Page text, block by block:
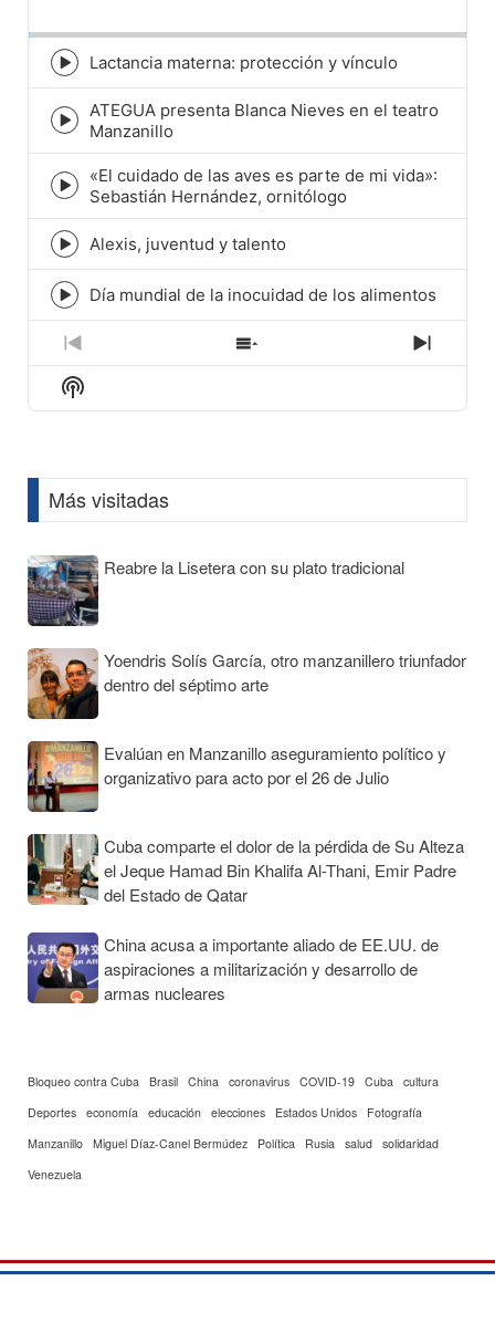
Episode
play
icon
Lactancia materna: protección y vínculo
Episode
play
icon
ATEGUA presenta Blanca Nieves en el teatro
Manzanillo
Episode
play
icon
«El cuidado de las aves es parte de mi vida»:
Sebastián Hernández, ornitólogo
Episode
play
icon
Alexis, juventud y talento
Episode
play
icon
Día mundial de la inocuidad de los alimentos
Previous
Episode
Show
Episodes
Next
Show
Podcast
Más visitadas
Reabre la Lisetera con su plato tradicional
Yoendris Solís García, otro manzanillero triunfador
dentro del séptimo arte
Evalúan en Manzanillo aseguramiento político y
organizativo para acto por el 26 de Julio
Cuba comparte el dolor de la pérdida de Su Alteza
el Jeque Hamad Bin Khalifa Al-Thani, Emir Padre
del Estado de Qatar
China acusa a importante aliado de EE.UU. de
aspiraciones a militarización y desarrollo de
armas nucleares
Bloqueo contra Cuba Brasil China coronavirus COVID-19 Cuba
cultura
Deportes economía educación elecciones Estados Unidos
Fotografía
Manzanillo Miguel Díaz-Canel Bermúdez Política Rusia salud solidaridad
Venezuela